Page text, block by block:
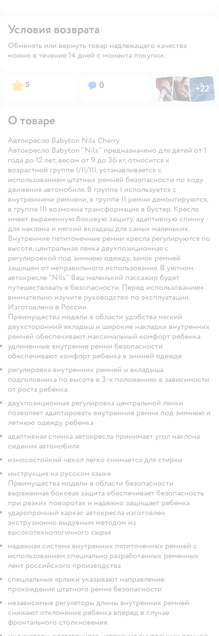
Условия возврата
Обменять или вернуть товар надлежащего качества
можно в течение 14 дней с момента покупки.
Рейтинг:
5 Вопросов:
0 ФотоФотоФото
+22
Открыть
О товаре
Автокресло Babyton Nils Cherry
Автокресло Babyton "Nils" предназначено для детей от 1
года до 12 лет, весом от 9 до 36 кг, относится к
возрастной группе I/II/III, устанавливается с
использованием штатных ремней безопасности по ходу
движения автомобиля. В группе I используется с
внутренними ремнями, в группе II ремни демонтируются,
в группе III возможна трансформация в бустер. Кресло
имеет выраженную боковую защиту, адаптивную спинку
для наклона и мягкий вкладыш для самых маленьких.
Внутренние пятиточечные ремни кресла регулируются по
высоте, центральная лямка двухпозиционная с
регулировкой под зимнюю одежду, замок ремней
защищен от неправильного использования. В уютном
автокресле "Nils" Ваш маленький пассажир будет
путешествовать в безопасности. Перед использованием
внимательно изучите руководство по эксплуатации.
Изготовлено в России.
Преимущества модели в области удобства мягкий
двухсторонний вкладыш и широкие накладки внутренних
ремней обеспечивают максимальный комфорт ребенка
удлиненные внутрение ремни безопасности
обеспечивают комфорт ребенка в зимней одежде
регулировка внутренних ремней и вкладыша
подголовника по высоте в 3-х положениях в зависимости
от роста ребенка
двухпозиционная регулировка центральной лямки
позволяет адаптировать внутренние ремни под зимнюю и
летнюю одежду ребенка
адаптивная спинка автокресла принимает угол наклона
сидения автомобиля
износостойкий чехол легко снимается для стирки
инструкция на русском языке
Преимущества модели в области безопасности
выраженная боковая защита обеспечивает безопасность
при резких поворотах и надежно защищает ребенка
ударопрочный каркас автокресла изготовлен
экструзионно выдувным методом из
высокотехнологичного сырья
надежная система внутренних пятиточечных ремней с
использованием специально разработанных ременных
лент российского производства
специальные ярлыки указывают направление
прохождения штатного ремня безопасности
независимые регуляторы длины внутренних ремней
снижают отклонение ребенка вперед в случае
фронтального столкновения